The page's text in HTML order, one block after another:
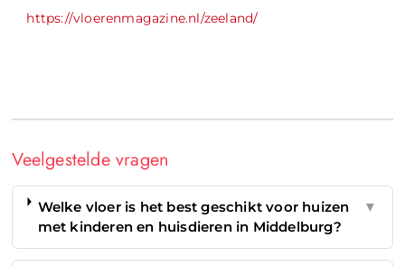
https://vloerenmagazine.nl/zeeland/
Veelgestelde vragen
Welke vloer is het best geschikt voor huizen
met kinderen en huisdieren in Middelburg?
▼